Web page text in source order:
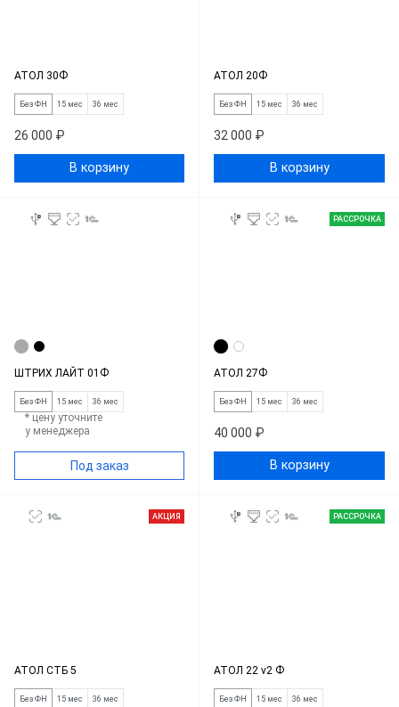
АТОЛ 30Ф
Без ФН 15 мес 36 мес
26 000 ₽
В корзину
АТОЛ 20Ф
Без ФН 15 мес 36 мес
32 000 ₽
В корзину
ШТРИХ ЛАЙТ 01Ф
Без ФН 15 мес 36 мес
* цену уточните
у менеджера
Под заказ
РАССРОЧКА
АТОЛ 27Ф
Без ФН 15 мес 36 мес
40 000 ₽
В корзину
АКЦИЯ
АТОЛ СТБ 5
Без ФН 15 мес 36 мес
РАССРОЧКА
АТОЛ 22 v2 Ф
Без ФН 15 мес 36 мес